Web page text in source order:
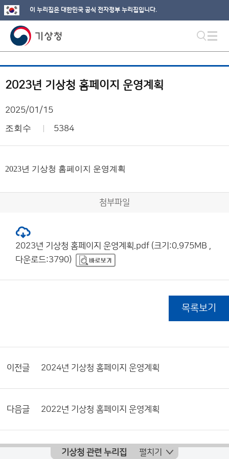
이 누리집은 대한민국 공식 전자정부 누리집입니다.
2023년 기상청 홈페이지 운영계획
2025/01/15
조회수 5384
2023년 기상청 홈페이지 운영계획
첨부파일
2023년 기상청 홈페이지 운영계획.pdf (크기:0.975MB ,
다운로드:3790)
목록보기
이전글 2024년 기상청 홈페이지 운영계획
다음글 2022년 기상청 홈페이지 운영계획
기상청 관련 누리집 펼치기